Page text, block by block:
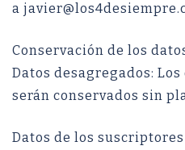
a
Conservación de los
Datos desagregados:
serán conservados sin
Datos de los